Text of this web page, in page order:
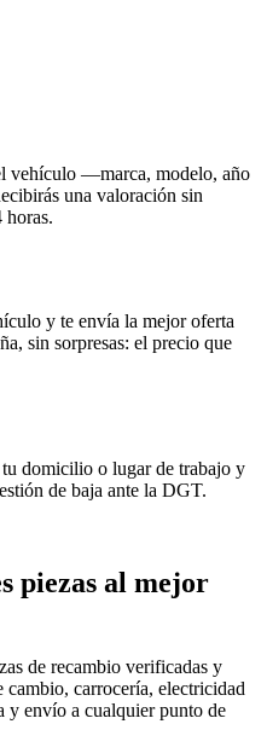
vehículo —marca, modelo, año
una valoración sin
horas.
y te envía la mejor oferta
sin sorpresas: el precio que
domicilio o lugar de trabajo y
de baja ante la DGT.
piezas al mejor
de recambio verificadas y
cambio, carrocería, electricidad
y envío a cualquier punto de